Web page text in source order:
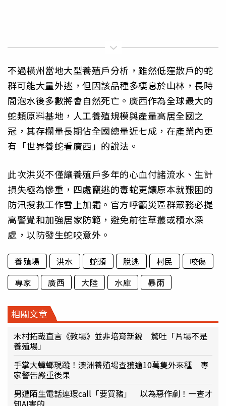
不過橫州當地大型養殖戶分析，雖然低窪散戶的蛇
群可能大量外逃，但因該品種多棲息於山林，長時
間泡水後多數將會自然死亡。廣西作為全球最大的
蛇類原料基地，人工養殖規模與產量高居全國之
冠，其存欄量長期佔全國總量近七成，在產業內更
有「世界養蛇看廣西」的說法。
此次洪災不僅讓養殖戶多年的心血付諸流水、生計
損失極為慘重，四處竄逃的毒蛇更讓原本就艱困的
防汛搜救工作雪上加霜。官方呼籲災區群眾務必提
高警覺和加強居家防範，避免前往草叢或積水深
處，以防發生蛇咬意外。
養殖場 洪水 蛇類 脫逃 村民
咬傷
專家
廣西 大陸 水庫 暴雨
相關文章
木村拓哉直言《教場》並非培育新銳 驚吐「片場不是
養殖場」
手掌大蟑螂現蹤！澳洲養殖場查獲逾10萬隻外來種 專
家警告嚴重後果
男遭陌生電話連環call「要買豬」 以為惡作劇！一查才